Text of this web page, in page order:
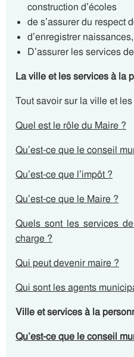
construction d’écoles
de s’assurer du respect
d’enregistrer
D’assurer les services
La ville et les services à la
Tout savoir sur la ville et
Quel est le rôle du Maire ?
Qu’est-ce que le conseil
Qu’est-ce que l’impôt ?
Qu’est-ce que le Maire ?
Quels sont les services
charge ?
Qui peut devenir maire ?
Qui sont les agents
Ville et services à la
Qu’est-ce que le conseil